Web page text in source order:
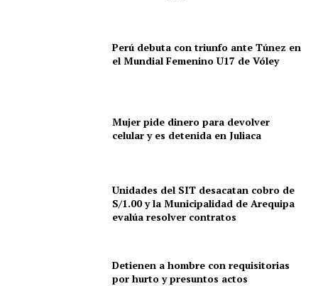
Perú debuta con triunfo ante Túnez en
el Mundial Femenino U17 de Vóley
Mujer pide dinero para devolver
celular y es detenida en Juliaca
Unidades del SIT desacatan cobro de
S/1.00 y la Municipalidad de Arequipa
evalúa resolver contratos
Detienen a hombre con requisitorias
por hurto y presuntos actos